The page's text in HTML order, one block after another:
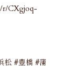
r/CXgjoq-
松 #豊橋 #蒲